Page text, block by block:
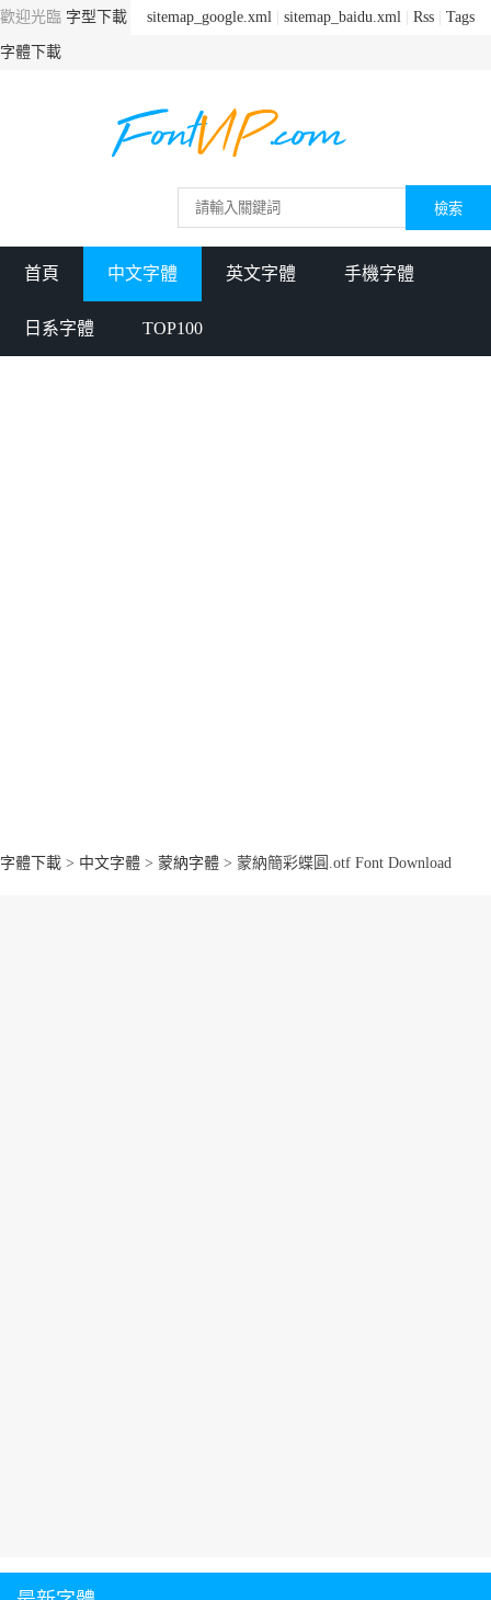
sitemap_google.xml sitemap_baidu.xml Rss Tags
歡迎光臨 字型下載
字體下載
首頁 中文字體 英文字體 手機字體
日系字體 TOP100
字體下載 > 中文字體 > 蒙納字體 > 蒙納簡彩蝶圓.otf Font Download